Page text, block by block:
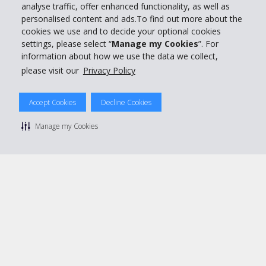
analyse traffic, offer enhanced functionality, as well as
personalised content and ads.To find out more about the
cookies we use and to decide your optional cookies
settings, please select “Manage my Cookies”. For
information about how we use the data we collect,
please visit our Privacy Policy
Accept Cookies Decline Cookies
Manage my Cookies
Réserver avec Hertz
© 2026 The Hertz System, Inc.
Conditions de location
Informations tarifaires
Gérer mes cookies